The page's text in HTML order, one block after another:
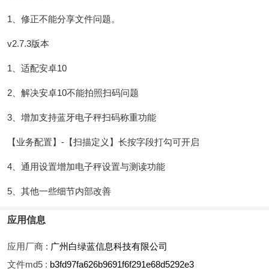
1、修正不能分享文件问题。
v2.7.3版本
1、适配安卓10
2、解决安卓10不能拍照扫码问题
3、增加支持蓝牙电子秤扫码称重功能
【业务配置】-【扫描定义】长按字段打勾可开启
4、通用设置增加电子秤设置与测读功能
5、其他一些细节内部改善
应用信息
应用厂商 : 广州白绿蓝信息科技有限公司
文件md5 : b3fd97fa626b9691f6f291e68d5292e3